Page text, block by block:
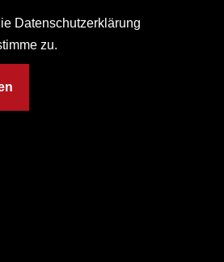
Datenschutzerklärung
zu.